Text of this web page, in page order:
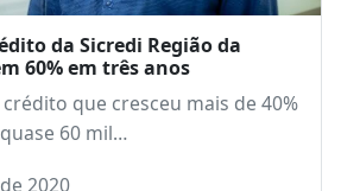
da Sicredi Região da
60% em três anos
que cresceu mais de 40%
60 mil…